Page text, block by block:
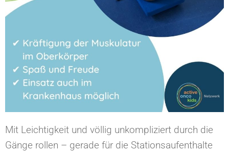
Mit Leichtigkeit und völlig unkompliziert durch die
Gänge rollen – gerade für die Stationsaufenthalte